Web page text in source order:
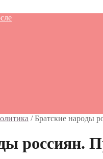
/Братские народы
россиян.